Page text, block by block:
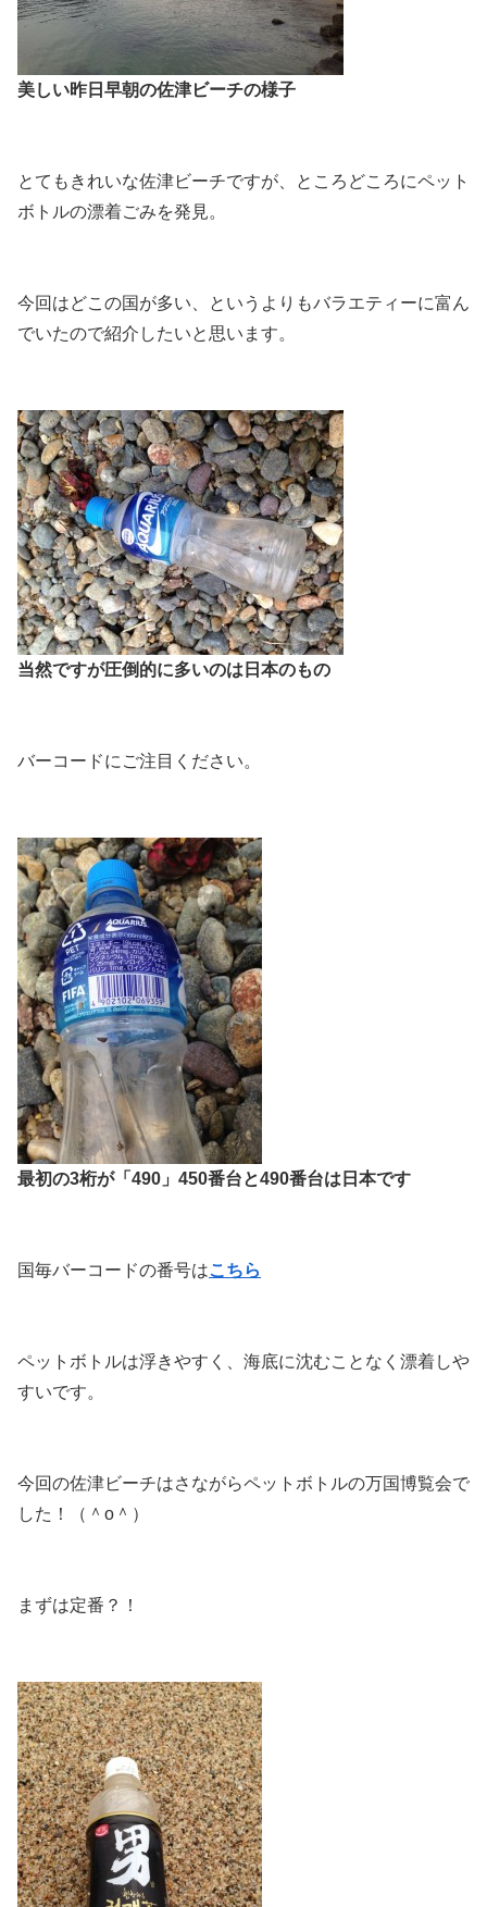
美しい昨日早朝の佐津ビーチの様子
とてもきれいな佐津ビーチですが、ところどころにペット
ボトルの漂着ごみを発見。
今回はどこの国が多い、というよりもバラエティーに富ん
でいたので紹介したいと思います。
当然ですが圧倒的に多いのは日本のもの
バーコードにご注目ください。
最初の3桁が「490」450番台と490番台は日本です
国毎バーコードの番号はこちら
ペットボトルは浮きやすく、海底に沈むことなく漂着しや
すいです。
今回の佐津ビーチはさながらペットボトルの万国博覧会で
した！（＾o＾）
まずは定番？！